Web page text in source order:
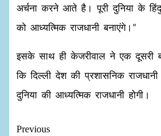
अर्चना करने आते है। पूरी दुनिया के
को आध्यत्मिक राजधानी बनाएंगे।”
इसके साथ ही केजरीवाल ने एक दूसरी
कि दिल्ली देश की प्रशासनिक राजधानी
दुनिया की आध्यत्मिक राजधानी होगी।
Previous